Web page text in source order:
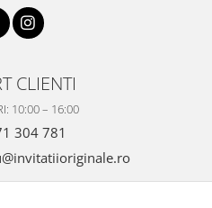
CLIENTI
10:00 – 16:00
304 781